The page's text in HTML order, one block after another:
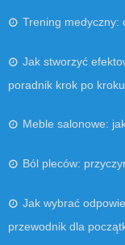
Trening medyczny:
Jak stworzyć
poradnik krok po kroku
Meble salonowe:
Ból pleców:
Jak wybrać
przewodnik dla